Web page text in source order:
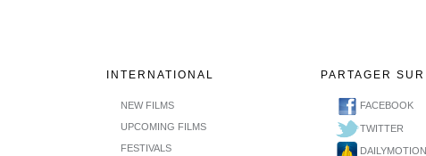
INTERNATIONAL
NEW FILMS
UPCOMING FILMS
FESTIVALS
PARTAGER SUR
FACEBOOK
TWITTER
DAILYMOTION